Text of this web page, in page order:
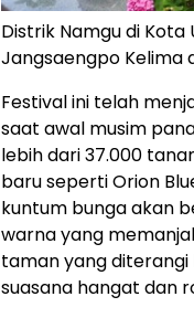
Distrik Namgu di
Jangsaengpo Kelima
Festival ini telah
saat awal musim
lebih dari 37.000
baru seperti Orion
kuntum bunga akan
warna yang
taman yang
suasana hangat dan